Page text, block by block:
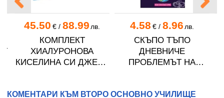
45.50 €/ 88.99 лв.
КОМПЛЕКТ
ХИАЛУРОНОВА
КИСЕЛИНА СИ ДЖЕЛИ
4.58 €/ 8.96 лв.
СКЪПО ТЪПО
ДНЕВНИЧЕ
ПРОБЛЕМЪТ НА
ДЖИМ БЕНТЪН -
КОМЕНТАРИ КЪМ ВТОРО ОСНОВНО УЧИЛИЩЕ